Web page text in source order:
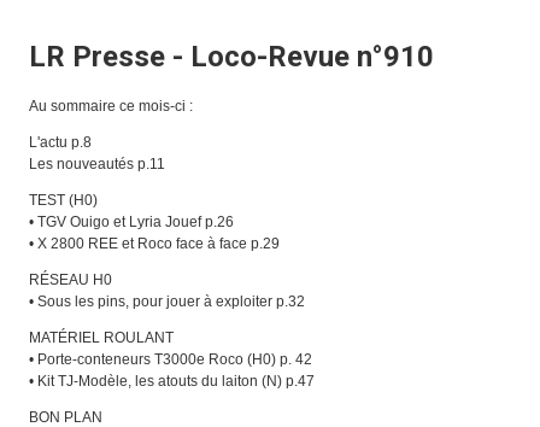
LR Presse - Loco-Revue n°910
Au sommaire ce mois-ci :
L'actu p.8
Les nouveautés p.11
TEST (H0)
• TGV Ouigo et Lyria Jouef p.26
• X 2800 REE et Roco face à face p.29
RÉSEAU H0
• Sous les pins, pour jouer à exploiter p.32
MATÉRIEL ROULANT
• Porte-conteneurs T3000e Roco (H0) p. 42
• Kit TJ-Modèle, les atouts du laiton (N) p.47
BON PLAN